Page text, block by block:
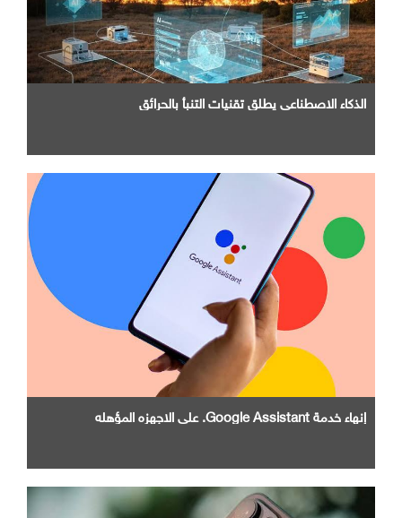
الذكاء الاصطناعي يطلق تقنيات التنبأ بالحرائق
إنهاء خدمة Google Assistant. علي الاجهزه المؤهله